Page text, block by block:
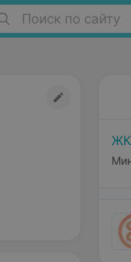
Поиск по сайту
ЖК